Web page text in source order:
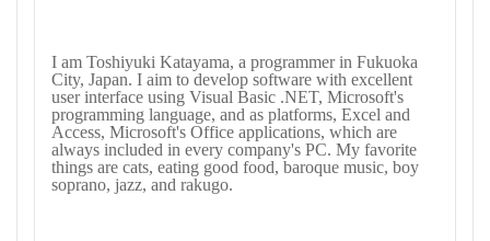
I am Toshiyuki Katayama, a programmer in Fukuoka
City, Japan. I aim to develop software with excellent
user interface using Visual Basic .NET, Microsoft's
programming language, and as platforms, Excel and
Access, Microsoft's Office applications, which are
always included in every company's PC. My favorite
things are cats, eating good food, baroque music, boy
soprano, jazz, and rakugo.